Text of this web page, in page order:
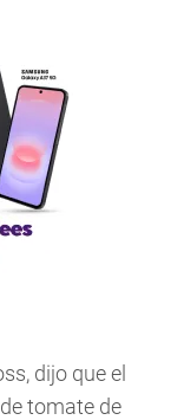
dijo que el
tomate de